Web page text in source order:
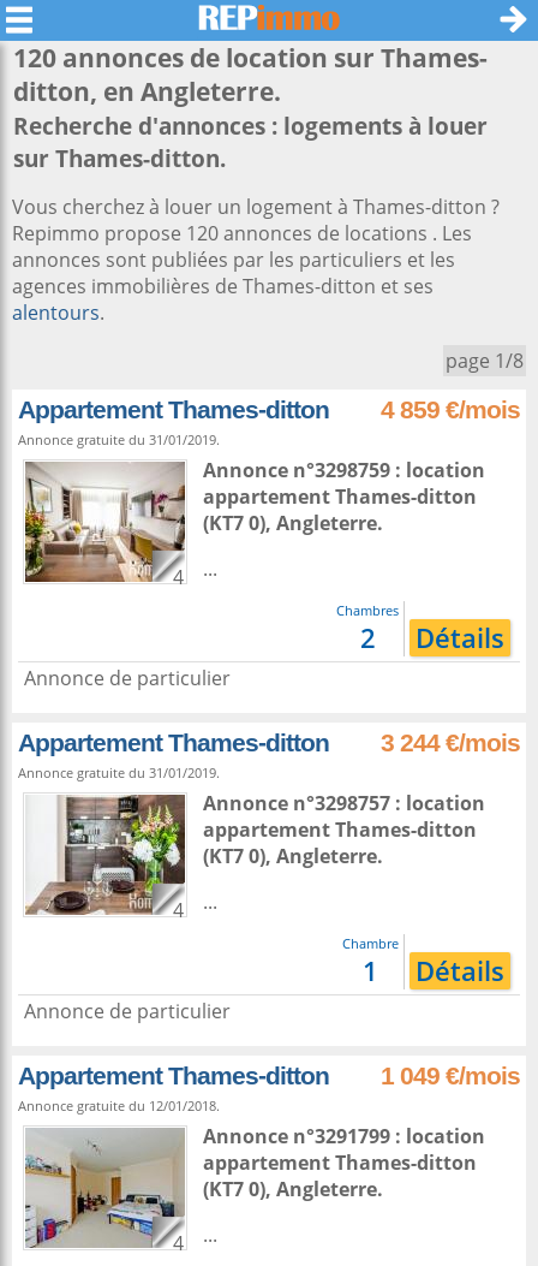
120 annonces de location sur Thames-
ditton, en Angleterre.
Recherche d'annonces : logements à louer
sur Thames-ditton.
Vous cherchez à louer un logement à Thames-ditton ?
Repimmo propose 120 annonces de locations . Les
annonces sont publiées par les particuliers et les
agences immobilières de Thames-ditton et ses
alentours.
page 1/8
Appartement Thames-ditton 4 859 €/mois
Annonce gratuite du 31/01/2019.
4
Annonce n°3298759 : location
appartementThames-ditton
(KT7 0), Angleterre.
...
Chambres
2 Détails
Annonce de particulier
Appartement Thames-ditton 3 244 €/mois
Annonce gratuite du 31/01/2019.
4
Annonce n°3298757 : location
appartementThames-ditton
(KT7 0), Angleterre.
...
Chambre
1 Détails
Annonce de particulier
Appartement Thames-ditton 1 049 €/mois
Annonce gratuite du 12/01/2018.
4
Annonce n°3291799 : location
appartementThames-ditton
(KT7 0), Angleterre.
...